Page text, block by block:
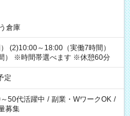
倉庫
(2)10:00～18:00（実働7時間）
） ※時間帯選べます ※休憩60分
定
50代活躍中 / 副業・WワークOK /
募集